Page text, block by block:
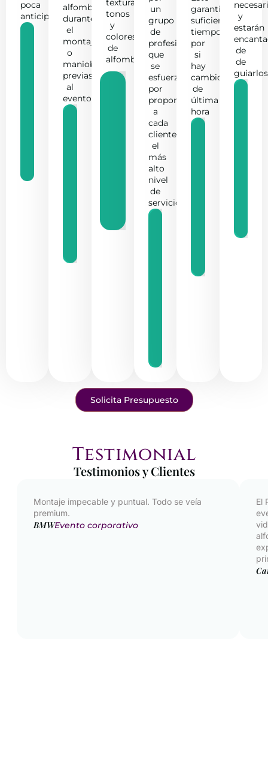
poca
anticipación.
alfombra
durante
el
montaje
o
maniobras
previas
al
evento
texturas,
tonos
y
colores
de
alfombras
un
grupo
de
profesionales
que
se
esfuerzan
por
proporcionar
a
cada
cliente
el
más
alto
nivel
de
servicio
garantiza
suficiente
tiempo
por
si
hay
cambios
de
última
hora
y
estarán
de
de
guiarlos
Solicita Presupuesto
Testimonial
Testimonios y Clientes
Montaje impecable y puntual. Todo se veía
premium.
BMWEvento corporativo
El